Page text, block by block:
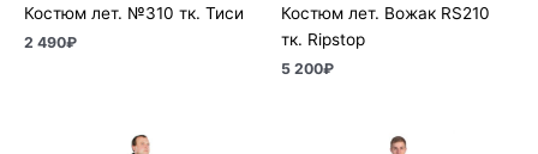
Костюм лет. №310 тк. Тиси
2 490₽
Костюм лет. Вожак RS210
тк. Ripstop
5 200₽